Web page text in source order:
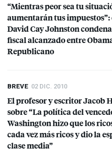
“Mientras peor sea tu
aumentarán tus
David Cay Johnston
fiscal alcanzado entre
Republicano
BREVE 02 DIC. 2010
El profesor y escritor Jacob
sobre “La política del
Washington hizo que los
cada vez más ricos y dio la
clase media”